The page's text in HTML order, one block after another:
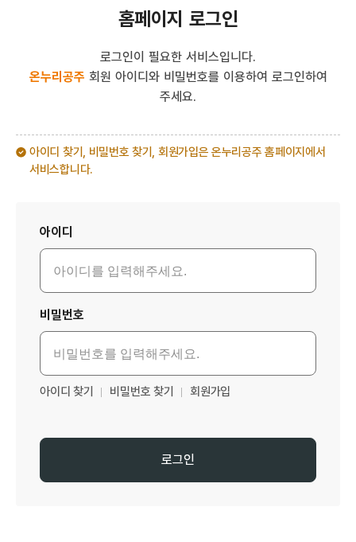
홈페이지 로그인
로그인이 필요한 서비스입니다.
온누리공주 회원 아이디와 비밀번호를 이용하여 로그인하여
주세요.
아이디 찾기, 비밀번호 찾기, 회원가입은 온누리공주 홈페이지에서
서비스합니다.
아이디
비밀번호
아이디 찾기 비밀번호 찾기 회원가입
로그인